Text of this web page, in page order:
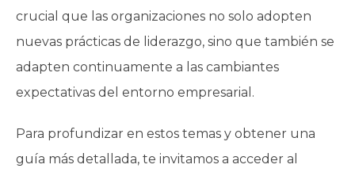
crucial que las organizaciones no solo adopten
nuevas prácticas de liderazgo, sino que también se
adapten continuamente a las cambiantes
expectativas del entorno empresarial.
Para profundizar en estos temas y obtener una
guía más detallada, te invitamos a acceder al